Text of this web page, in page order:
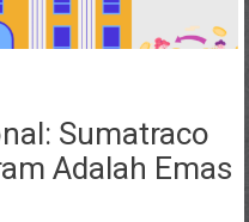
Sumatraco
Adalah Emas